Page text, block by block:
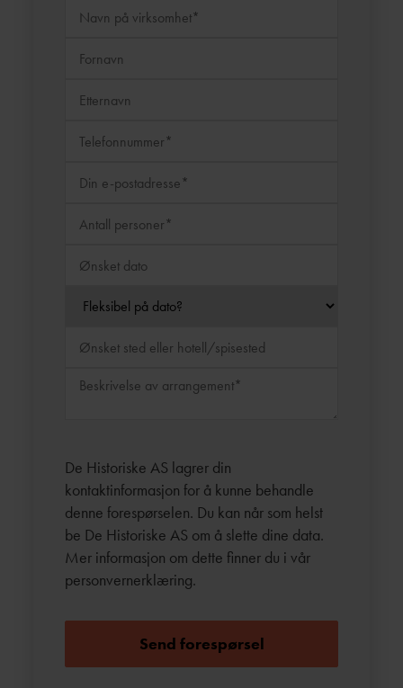
De Historiske AS lagrer din
kontaktinformasjon for å kunne behandle
denne forespørselen. Du kan når som helst
be De Historiske AS om å slette dine data.
Mer informasjon om dette finner du i vår
personvernerklæring.